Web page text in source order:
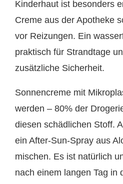
Kinderhaut ist besonders
Creme aus der Apotheke
vor Reizungen. Ein
praktisch für Strandtage
zusätzliche Sicherheit.
Sonnencreme mit
werden – 80% der
diesen schädlichen Stoff.
ein After-Sun-Spray aus
mischen. Es ist natürlich
nach einem langen Tag in